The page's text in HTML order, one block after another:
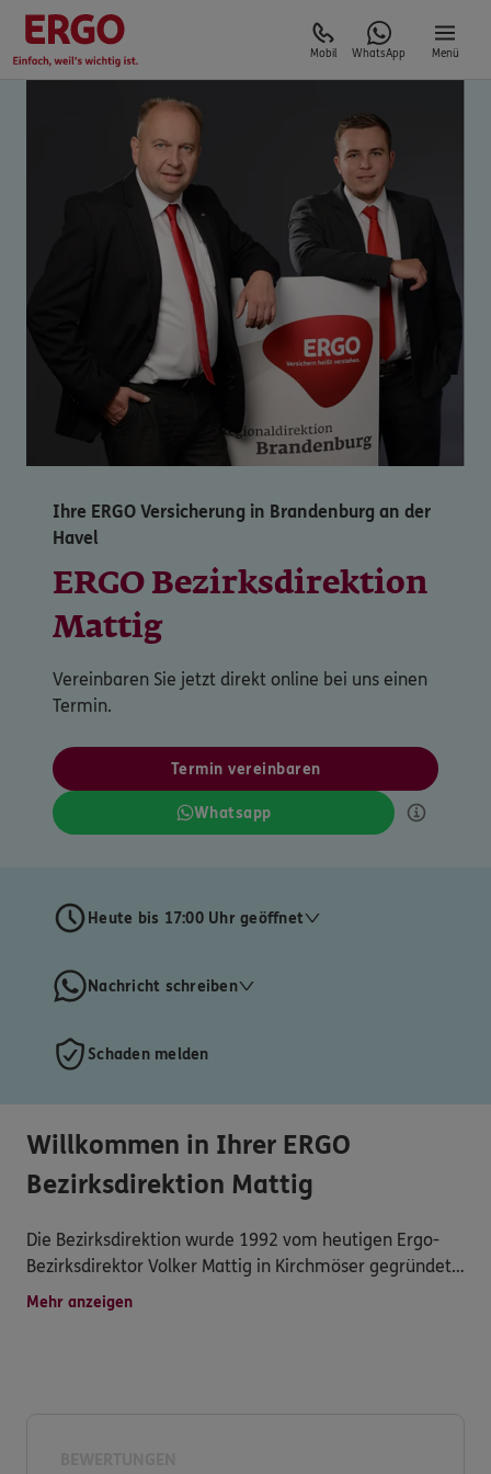
Mobil WhatsApp Menü
Ihre ERGO Versicherung in Brandenburg an der
Havel
ERGO Bezirksdirektion
Mattig
Vereinbaren Sie jetzt direkt online bei uns einen
Termin.
Termin vereinbaren
Whatsapp
Heute bis 17:00 Uhr geöffnet
Nachricht schreiben
Schaden melden
Willkommen in Ihrer ERGO
Bezirksdirektion Mattig
Die Bezirksdirektion wurde 1992 vom heutigen Ergo-
Bezirksdirektor Volker Mattig in Kirchmöser gegründet.
Sie befindet sich in der Wusterwitzer Straße 32 c.
Mehr anzeigen